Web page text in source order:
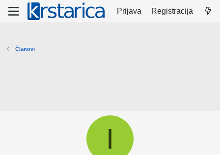
Prijava Registracija
Članovi
I